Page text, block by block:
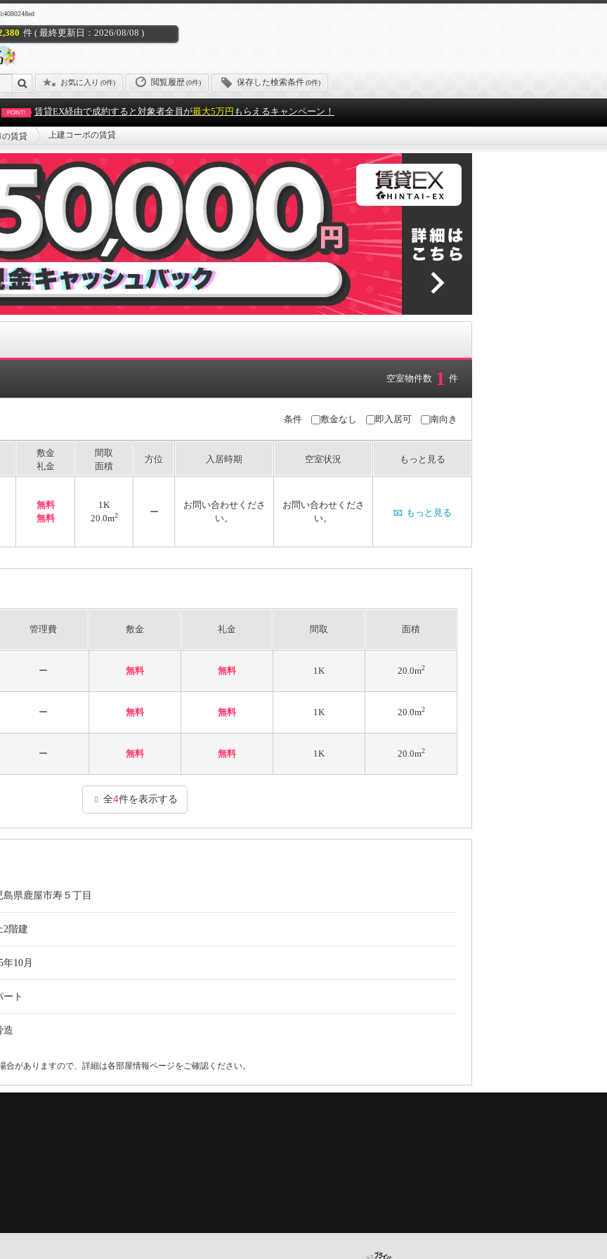
件 ( 最終更新日：2026/08/08 )
お気に入り (0件) 閲覧履歴(0件) 保存した検索条件(0件)
POINT! 賃貸EX経由で成約すると対象者全員が最大5万円 もらえるキャンペーン！
の賃貸 上建コーポの賃貸
空室物件数 1 件
条件 敷金なし 即入居可 南向き
敷金
礼金
間取
面積
方位 入居時期 空室状況 もっと見る
無料
無料
1K
20.0m2 ー
お問い合わせくださ
い。
お問い合わせくださ
い。
📧 もっと見る
管理費 敷金 礼金 間取 面積
ー 無料 無料 1K 20.0m2
ー 無料 無料 1K 20.0m2
ー 無料 無料 1K 20.0m2
全4件を表示する
島県鹿屋市寿５丁目
2階建
年10月
ート
造
がありますので、詳細は各部屋情報ページをご確認ください。